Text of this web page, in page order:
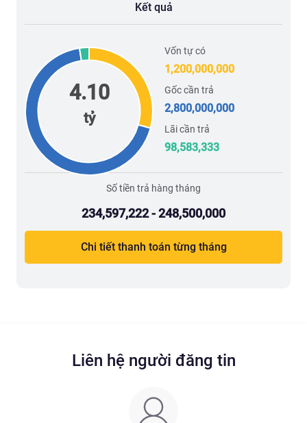
Kết quả
4.10
tỷ
Vốn tự có
1,200,000,000
Gốc cần trả
2,800,000,000
Lãi cần trả
98,583,333
Số tiền trả hàng tháng
234,597,222 - 248,500,000
Chi tiết thanh toán từng tháng
Liên hệ người đăng tin